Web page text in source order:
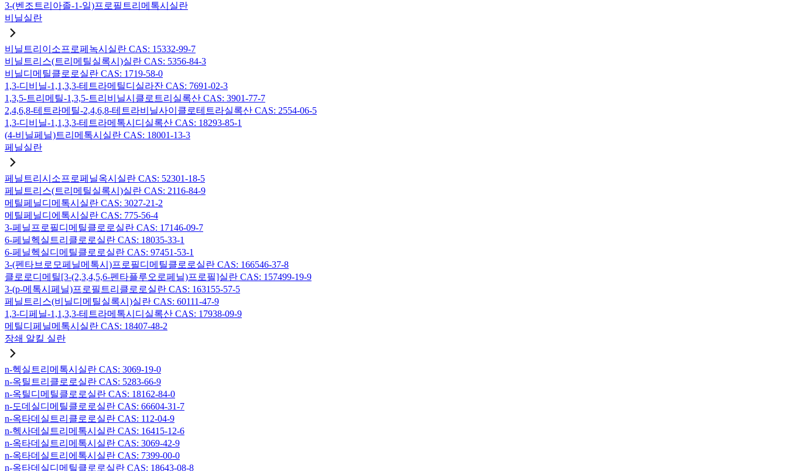
3-(벤조트리아졸-1-일)프로필트리메톡시실란
비닐실란
비닐트리이소프로페녹시실란 CAS: 15332-99-7
비닐트리스(트리메틸실록시)실란 CAS: 5356-84-3
비닐디메틸클로로실란 CAS: 1719-58-0
1,3-디비닐-1,1,3,3-테트라메틸디실라잔 CAS: 7691-02-3
1,3,5-트리메틸-1,3,5-트리비닐시클로트리실록산 CAS: 3901-77-7
2,4,6,8-테트라메틸-2,4,6,8-테트라비닐사이클로테트라실록산 CAS: 2554-06-5
1,3-디비닐-1,1,3,3-테트라메톡시디실록산 CAS: 18293-85-1
(4-비닐페닐)트리메톡시실란 CAS: 18001-13-3
페닐실란
페닐트리시소프로페닐옥시실란 CAS: 52301-18-5
페닐트리스(트리메틸실록시)실란 CAS: 2116-84-9
메틸페닐디메톡시실란 CAS: 3027-21-2
메틸페닐디에톡시실란 CAS: 775-56-4
3-페닐프로필디메틸클로로실란 CAS: 17146-09-7
6-페닐헥실트리클로로실란 CAS: 18035-33-1
6-페닐헥실디메틸클로로실란 CAS: 97451-53-1
3-(펜타브로모페닐메톡시)프로필디메틸클로로실란 CAS: 166546-37-8
클로로디메틸[3-(2,3,4,5,6-펜타플루오로페닐)프로필]실란 CAS: 157499-19-9
3-(p-메톡시페닐)프로필트리클로로실란 CAS: 163155-57-5
페닐트리스(비닐디메틸실록시)실란 CAS: 60111-47-9
1,3-디페닐-1,1,3,3-테트라메톡시디실록산 CAS: 17938-09-9
메틸디페닐메톡시실란 CAS: 18407-48-2
장쇄 알킬 실란
n-헥실트리메톡시실란 CAS: 3069-19-0
n-옥틸트리클로로실란 CAS: 5283-66-9
n-옥틸디메틸클로로실란 CAS: 18162-84-0
n-도데실디메틸클로로실란 CAS: 66604-31-7
n-옥타데실트리클로로실란 CAS: 112-04-9
n-헥사데실트리메톡시실란 CAS: 16415-12-6
n-옥타데실트리메톡시실란 CAS: 3069-42-9
n-옥타데실트리에톡시실란 CAS: 7399-00-0
n-옥타데실디메틸클로로실란 CAS: 18643-08-8